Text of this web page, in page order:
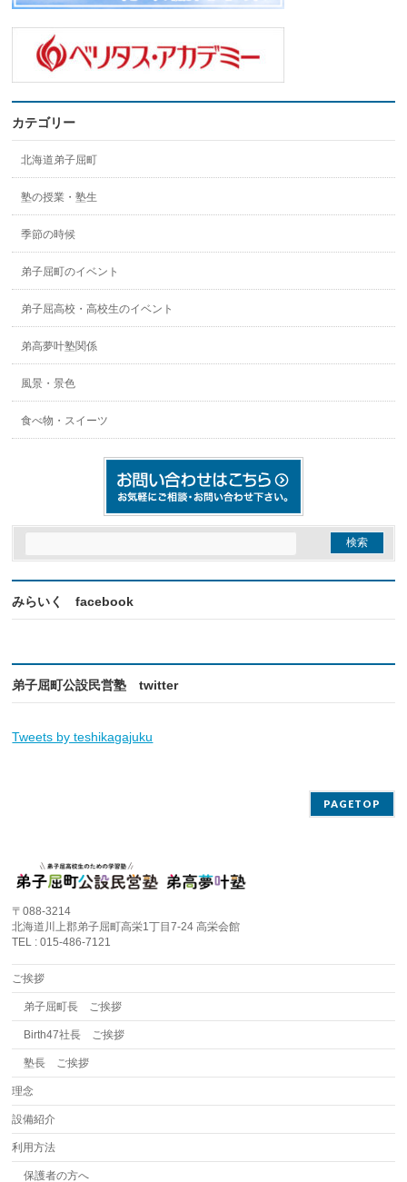
カテゴリー
北海道弟子屈町
塾の授業・塾生
季節の時候
弟子屈町のイベント
弟子屈高校・高校生のイベント
弟高夢叶塾関係
風景・景色
食べ物・スイーツ
みらいく facebook
弟子屈町公設民営塾 twitter
Tweets by teshikagajuku
PAGETOP
〒088-3214
北海道川上郡弟子屈町高栄1丁目7-24 高栄会館
TEL : 015-486-7121
ご挨拶
弟子屈町長 ご挨拶
Birth47社長 ご挨拶
塾長 ご挨拶
理念
設備紹介
利用方法
保護者の方へ